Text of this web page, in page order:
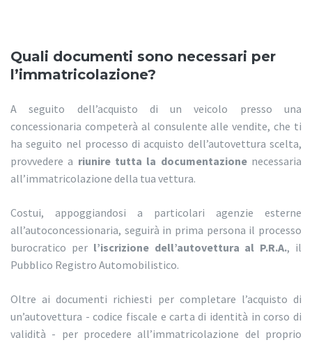
Quali documenti sono necessari per
l’immatricolazione?
A seguito dell’acquisto di un veicolo presso una
concessionaria competerà al consulente alle vendite, che ti
ha seguito nel processo di acquisto dell’autovettura scelta,
provvedere a riunire tutta la documentazionenecessaria
all’immatricolazione della tua vettura.
Costui, appoggiandosi a particolari agenzie esterne
all’autoconcessionaria, seguirà in prima persona il processo
burocratico per l’iscrizione dell’autovettura al P.R.A., il
Pubblico Registro Automobilistico.
Oltre ai documenti richiesti per completare l’acquisto di
un’autovettura - codice fiscale e carta di identità in corso di
validità - per procedere all’immatricolazione del proprio